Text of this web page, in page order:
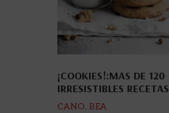
¡COOKIES!:MAS DE 120
IRRESISTIBLES RECETAS
GALLETAS
CANO, BEA